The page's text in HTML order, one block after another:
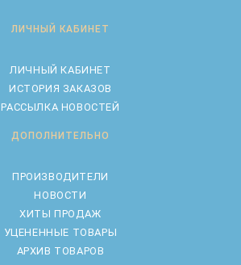
ЛИЧНЫЙ КАБИНЕТ
ЛИЧНЫЙ КАБИНЕТ
ИСТОРИЯ ЗАКАЗОВ
РАССЫЛКА НОВОСТЕЙ
ДОПОЛНИТЕЛЬНО
ПРОИЗВОДИТЕЛИ
НОВОСТИ
ХИТЫ ПРОДАЖ
УЦЕНЕННЫЕ ТОВАРЫ
АРХИВ ТОВАРОВ